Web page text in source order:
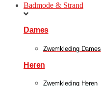
Badmode & Strand
Dames
Zwemkleding Dames
Heren
Zwemkleding Heren